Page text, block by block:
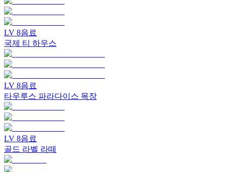
LV 8음료
국제 티 하우스
LV 8음료
타우루스 파라다이스 목장
LV 8음료
골드 라벨 라떼